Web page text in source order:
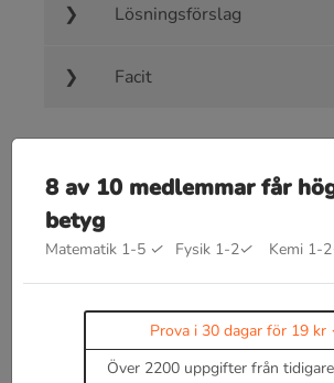
Lösningsförslag
Facit
Bra att kunna inom kemiska
bindningar
Kommer snart!
Enbart medlemmar kan
dagar för 19 kr.
Logga inellerBli medlem nu
8 av 10 medlemmar får
betyg
Matematik 1-5 ✓ Fysik 1-2✓ Kemi 1-2
Prova i 30 dagar för 19 kr
Över 2200 uppgifter från